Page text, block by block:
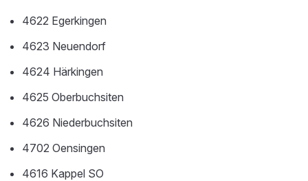
4622 Egerkingen
4623 Neuendorf
4624 Härkingen
4625 Oberbuchsiten
4626 Niederbuchsiten
4702 Oensingen
4616 Kappel SO